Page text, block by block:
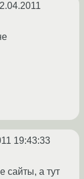
19:43:33
сайты, а тут